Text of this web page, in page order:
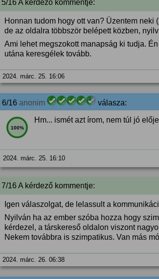
5/16 A kérdező kommentje:
Honnan tudom hogy ott van? Üzentem
de az oldalra többször belépett közben,
Ami lehet megszokott manapság ki tudja.
utána keresgélek tovább.
2024. márc. 25. 16:06
6/16 anonim válasza:
100%
Hm... ismét azt írom, nem túl jó
2024. márc. 25. 16:10
7/16 A kérdező kommentje:
Igen válaszolgat, de lelassult a
Nyilván ha az ember szóba hozza hogy
kérdezel, a társkereső oldalon viszont
Nekem továbbra is szimpatikus. Van más
2024. márc. 26. 06:38